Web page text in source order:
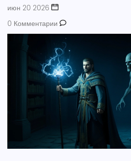
июн 20 2026
0 Комментарии